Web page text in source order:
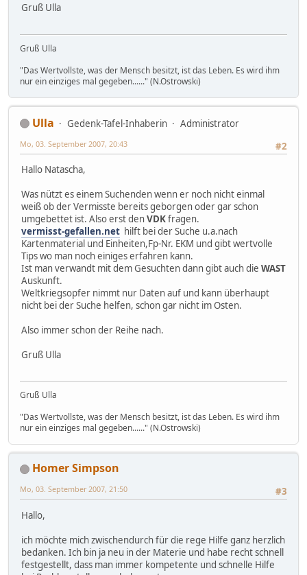
Gruß Ulla
Gruß Ulla
"Das Wertvollste, was der Mensch besitzt, ist das Leben. Es wird ihm
nur ein einziges mal gegeben......" (N.Ostrowski)
Ulla Gedenk-Tafel-Inhaberin
Administrator
#2
Mo, 03. September 2007, 20:43
Hallo Natascha,
Was nützt es einem Suchenden wenn er noch nicht einmal
weiß ob der Vermisste bereits geborgen oder gar schon
umgebettet ist. Also erst denVDKfragen.
vermisst-gefallen.net hilft bei der Suche u.a.nach
Kartenmaterial und Einheiten,Fp-Nr. EKM und gibt wertvolle
Tips wo man noch einiges erfahren kann.
Ist man verwandt mit dem Gesuchten dann gibt auch die WAST
Auskunft.
Weltkriegsopfer nimmt nur Daten auf und kann überhaupt
nicht bei der Suche helfen, schon gar nicht im Osten.
Also immer schon der Reihe nach.
Gruß Ulla
Gruß Ulla
"Das Wertvollste, was der Mensch besitzt, ist das Leben. Es wird ihm
nur ein einziges mal gegeben......" (N.Ostrowski)
Homer Simpson
#3
Mo, 03. September 2007, 21:50
Hallo,
ich möchte mich zwischendurch für die rege Hilfe ganz herzlich
bedanken. Ich bin ja neu in der Materie und habe recht schnell
festgestellt, dass man immer kompetente und schnelle Hilfe